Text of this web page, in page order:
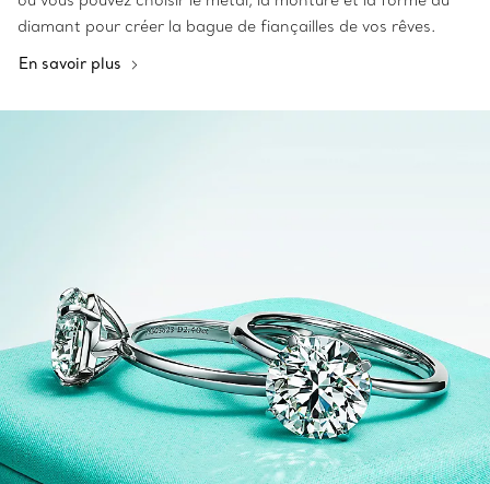
diamant pour créer la bague de fiançailles de vos rêves.
En savoir plus